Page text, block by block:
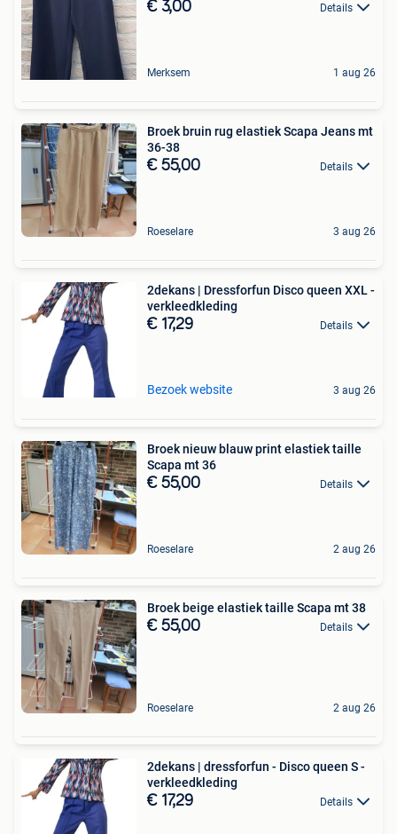
€ 3,00 Details
Merksem 1 aug 26
Broek bruin rug elastiek Scapa Jeans mt
36-38
€ 55,00 Details
Roeselare 3 aug 26
2dekans | Dressforfun Disco queen XXL -
verkleedkleding
€ 17,29 Details
Bezoek website 3 aug 26
Broek nieuw blauw print elastiek taille
Scapa mt 36
€ 55,00 Details
Roeselare 2 aug 26
Broek beige elastiek taille Scapa mt 38
€ 55,00 Details
Roeselare 2 aug 26
2dekans | dressforfun - Disco queen S -
verkleedkleding
€ 17,29 Details